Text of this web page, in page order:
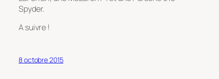
Spyder.
A suivre !
8 octobre 2015